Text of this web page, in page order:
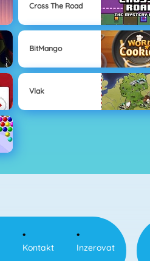
Cross The Road
BitMango
Vlak
Kontakt
Inzerovat